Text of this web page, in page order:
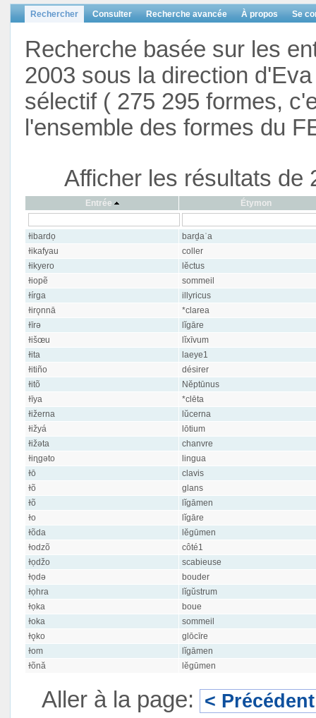
Rechercher Consulter Recherche avancée À propos Se
Recherche basée sur les
2003 sous la direction
sélectif ( 275 295 formes,
l'ensemble des formes du
Afficher les résultats de
Entrée Étymon
ɫibardọ
barḏaʿa
ɫikafyau
coller
ɫikyero
lĕctus
ɫiopẽ
sommeil
ɫírga
illyricus
ɫirǫnnā
*clarea
ɫīrə
lĭgāre
ɫišœu
lĭxīvum
ɫita
laeye1
ɫitiño
désirer
ɫitõ
Nĕptūnus
ɫīya
*clēta
ɫižerna
lŭcerna
ɫižyá
lōtium
ɫižəta
chanvre
ɫiɳgəto
lingua
ɫō
clavis
ɫõ
glans
ɫõ
lĭgāmen
ɫo
lĭgāre
ɫõda
lĕgūmen
ɫodzõ
côté1
ɫọdžo
scabieuse
ɫọdə
bouder
ɫọhra
lĭgŭstrum
ɫọka
boue
ɫoka
sommeil
ɫǫko
glōcīre
ɫom
lĭgāmen
ɫõnă
lĕgūmen
Aller à la page: < Précédent